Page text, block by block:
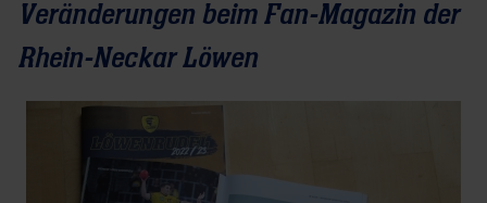
Veränderungen beim Fan-Magazin der
Rhein-Neckar Löwen